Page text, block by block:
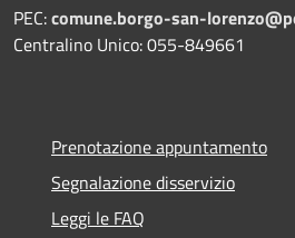
PEC:comune.borgo-san-
Centralino Unico: 055-849661
Prenotazione appuntamento
Segnalazione disservizio
Leggi le FAQ